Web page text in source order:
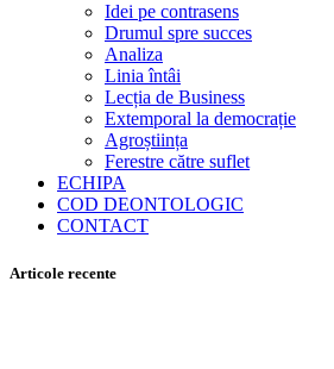
Idei pe contrasens
Drumul spre succes
Analiza
Linia întâi
Lecția de Business
Extemporal la democrație
Agroștiința
Ferestre către suflet
ECHIPA
COD DEONTOLOGIC
CONTACT
Articole recente